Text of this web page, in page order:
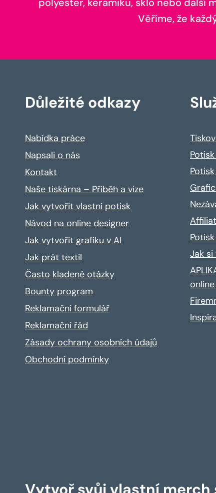
Věříme, že
Důležité odkazy
Nabídka práce
Napsali o nás
Kontakt
Naše tiskárna – Příběh a vize
Jak vytvořit vlastní potisk
Návod na online designer
Jak vytvořit grafiku v AI
Jak prát textil
Často kladené otázky
Bounty program
Reklamační formulář
Reklamační řád
Zásady ochrany osobních údajů
Obchodní podmínky
Jak